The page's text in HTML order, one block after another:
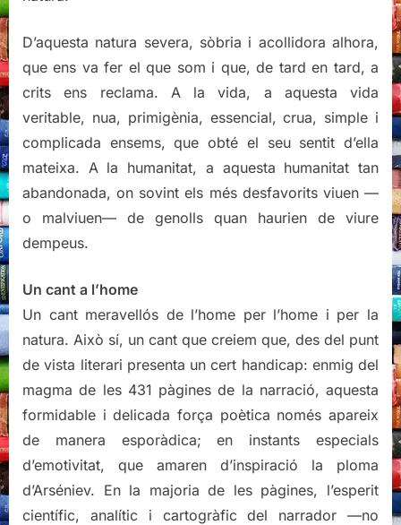
D’aquesta natura severa, sòbria i acollidora alhora,
que ens va fer el que som i que, de tard en tard, a
crits ens reclama. A la vida, a aquesta vida
veritable, nua, primigènia, essencial, crua, simple i
complicada ensems, que obté el seu sentit d’ella
mateixa. A la humanitat, a aquesta humanitat tan
abandonada, on sovint els més desfavorits viuen —
o malviuen— de genolls quan haurien de viure
dempeus.
Un cant a l’home
Un cant meravellós de l’home per l’home i per la
natura. Això sí, un cant que creiem que, des del punt
de vista literari presenta un cert handicap: enmig del
magma de les 431 pàgines de la narració, aquesta
formidable i delicada força poètica només apareix
de manera esporàdica; en instants especials
d’emotivitat, que amaren d’inspiració la ploma
d’Arséniev. En la majoria de les pàgines, l’esperit
científic, analític i cartogràfic del narrador —no